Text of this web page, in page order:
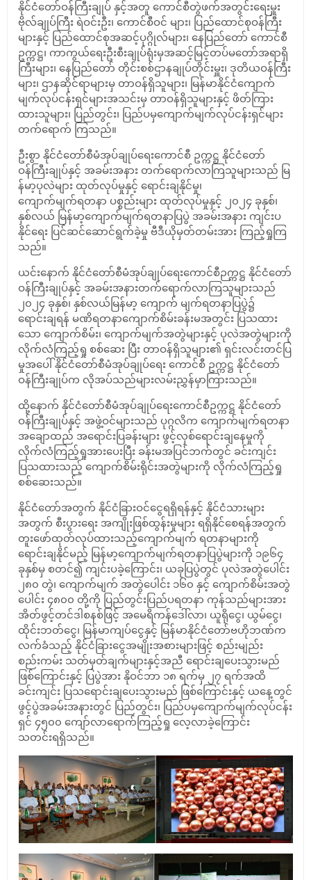
နိုင်ငံတော်ဝန်ကြီးချုပ် နှင့်အတူ ကောင်စီတွဲဖက်အတွင်းရေးမှူး
ဗိုလ်ချုပ်ကြီး ရဲဝင်းဦး၊ ကောင်စီဝင် များ၊ ပြည်ထောင်စုဝန်ကြီး
များနှင့် ပြည်ထောင်စုအဆင့်ပုဂ္ဂိုလ်များ၊ နေပြည်တော် ကောင်စီ
ဥက္ကဋ္ဌ၊ ကာကွယ်ရေးဦးစီးချုပ်ရုံးမှအဆင့်မြင့်တပ်မတော်အရာရှိ
ကြီးများ၊ နေပြည်တော် တိုင်းစစ်ဌာနချုပ်တိုင်းမှူး၊ ဒုတိယဝန်ကြီး
များ၊ ဌာနဆိုင်ရာများမှ တာဝန်ရှိသူများ၊ မြန်မာနိုင်ငံကျောက်
မျက်လုပ်ငန်းရှင်များအသင်းမှ တာဝန်ရှိသူများနှင့် ဖိတ်ကြား
ထားသူများ၊ ပြည်တွင်း၊ ပြည်ပမှကျောက်မျက်လုပ်ငန်းရှင်များ
တက်ရောက် ကြသည်။
ဦးစွာ နိုင်ငံတော်စီမံအုပ်ချုပ်ရေးကောင်စီ ဥက္ကဋ္ဌ နိုင်ငံတော်
ဝန်ကြီးချုပ်နှင့် အခမ်းအနား တက်ရောက်လာကြသူများသည် မြ
န်မာ့ပုလဲများ ထုတ်လုပ်မှုနှင့် ရောင်းချနိုင်မှု၊
ကျောက်မျက်ရတနာ ပစ္စည်းများ ထုတ်လုပ်မှုနှင့် ၂၀၂၄ ခုနှစ်၊
နှစ်လယ် မြန်မာ့ကျောက်မျက်ရတနာပြပွဲ အခမ်းအနား ကျင်းပ
နိုင်ရေး ပြင်ဆင်ဆောင်ရွက်ခဲ့မှု ဗီဒီယိုမှတ်တမ်းအား ကြည့်ရှုကြ
သည်။
ယင်းနောက် နိုင်ငံတော်စီမံအုပ်ချုပ်ရေးကောင်စီဉက္ကဋ္ဌ နိုင်ငံတော်
ဝန်ကြီးချုပ်နှင့် အခမ်းအနားတက်ရောက်လာကြသူများသည်
၂၀၂၄ ခုနှစ်၊ နှစ်လယ်မြန်မာ့ ကျောက် မျက်ရတနာပြပွဲ၌
ရောင်းချရန် မဏိရတနာကျောက်စိမ်းခန်းမအတွင်း ပြသထား
သော ကျောက်စိမ်း၊ ကျောက်မျက်အတွဲများနှင့် ပုလဲအတွဲများကို
လိုက်လံကြည့်ရှု စစ်ဆေး ပြီး တာဝန်ရှိသူများ၏ ရှင်းလင်းတင်ပြ
မှုအပေါ် နိုင်ငံတော်စီမံအုပ်ချုပ်ရေး ကောင်စီ ဥက္ကဋ္ဌ နိုင်ငံတော်
ဝန်ကြီးချုပ်က လိုအပ်သည်များလမ်းညွှန်မှာကြားသည်။
ထို့နောက် နိုင်ငံတော်စီမံအုပ်ချုပ်ရေးကောင်စီဥက္ကဋ္ဌ နိုင်ငံတော်
ဝန်ကြီးချုပ်နှင့် အဖွဲ့ဝင်များသည် ပုဂ္ဂလိက ကျောက်မျက်ရတနာ
အချောထည် အရောင်းပြခန်းများ ဖွင့်လှစ်ရောင်းချနေမှုကို
လိုက်လံကြည့်ရှုအားပေးပြီး ခန်းမအပြင်ဘက်တွင် ခင်းကျင်း
ပြသထားသည့် ကျောက်စိမ်းရိုင်းအတွဲများကို လိုက်လံကြည့်ရှု
စစ်ဆေးသည်။
နိုင်ငံတော်အတွက် နိုင်ငံခြားဝင်ငွေရရှိရန်နှင့် နိုင်ငံသားများ
အတွက် စီးပွားရေး အကျိုးဖြစ်ထွန်းမှုများ ရရှိနိုင်စေရန်အတွက်
တူးဖော်ထုတ်လုပ်ထားသည့်ကျောက်မျက် ရတနာများကို
ရောင်းချနိုင်မည့် မြန်မာ့ကျောက်မျက်ရတနာပြပွဲများကို ၁၉၆၄
ခုနှစ်မှ စတင်၍ ကျင်းပခဲ့ကြောင်း၊ ယခုပြပွဲတွင် ပုလဲအတွဲပေါင်း
၂၈၀ တွဲ၊ ကျောက်မျက် အတွဲပေါင်း ၁၆၀ နှင့် ကျောက်စိမ်းအတွဲ
ပေါင်း ၄၈၀၀ တို့ကို ပြည်တွင်းပြည်ပရတနာ ကုန်သည်များအား
အိတ်ဖွင့်တင်ဒါစနစ်ဖြင့် အမေရိကန်ဒေါ်လာ၊ ယူရိုငွေ၊ ယွမ်ငွေ၊
ထိုင်းဘတ်ငွေ၊ မြန်မာကျပ်ငွေနှင့် မြန်မာနိုင်ငံတော်ဗဟိုဘဏ်က
လက်ခံသည့် နိုင်ငံခြားငွေအမျိုးအစားများဖြင့် စည်းမျည်း
စည်းကမ်း သတ်မှတ်ချက်များနှင့်အညီ ရောင်းချပေးသွားမည်
ဖြစ်ကြောင်းနှင့် ပြပွဲအား နိုဝင်ဘာ ၁၈ ရက်မှ ၂၇ ရက်အထိ
ခင်းကျင်း ပြသရောင်းချပေးသွားမည် ဖြစ်ကြောင်းနှင့် ယနေ့တွင်
ဖွင့်ပွဲအခမ်းအနားတွင် ပြည်တွင်း၊ ပြည်ပမှကျောက်မျက်လုပ်ငန်း
ရှင် ၄၅၀၀ ကျော်လာရောက်ကြည့်ရှု လေ့လာခဲ့ကြောင်း
သတင်းရရှိသည်။